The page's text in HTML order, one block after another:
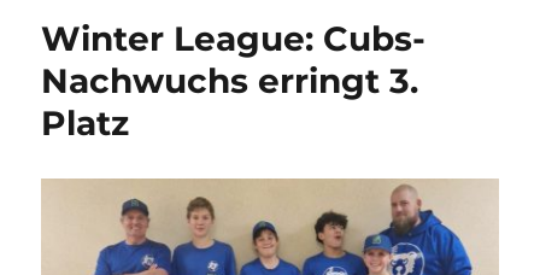
Winter League: Cubs-
Nachwuchs erringt 3.
Platz